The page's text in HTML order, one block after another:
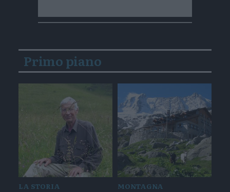
Primo piano
LA STORIA MONTAGNA